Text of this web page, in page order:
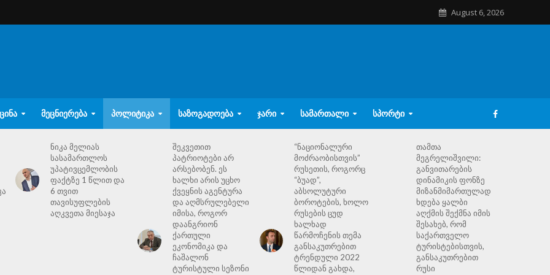
August 6, 2026
ᲛᲔᲪᲜᲘᲔᲠᲔᲑᲐ ᲞᲝᲚᲘᲢᲘᲙᲐ ᲡᲐᲖᲝᲒᲐᲓᲝᲔᲑᲐ ᲯᲐᲠᲘ ᲡᲐᲛᲐᲠᲗᲐᲚᲘ ᲡᲞᲝᲠᲢᲘ
ნიკა მელიას
სასამართლოს
უპატივცემლობის
ფაქტზე 1 წლით და
6 თვით
თავისუფლების
აღკვეთა მიესაჯა
შეკვეთით
პატრიოტები არ
არსებობენ. ეს
ხალხი არის უცხო
ქვეყნის აგენტურა
და აღმსრულებელი
იმისა, როგორ
დაანგრიონ
ქართული
ეკონომიკა და
ჩაშალონ
ტურისტული სეზონი
“ნაციონალური
მოძრაობისთვის”
რუსეთის, როგორც
“ბუად”,
აბსოლუტური
ბოროტების, ხოლო
რუსების ცუდ
ხალხად
წარმოჩენის თემა
განსაკუთრებით
ტრენდული 2022
წლიდან გახდა,
თამთა
მეგრელიშვილი:
განვითარების
დინამიკის ფონზე
მიზანმიმართულად
ხდება ყალბი
აღქმის შექმნა იმის
შესახებ, რომ
საქართველო
ტურისტებისთვის,
განსაკუთრებით
რუსი